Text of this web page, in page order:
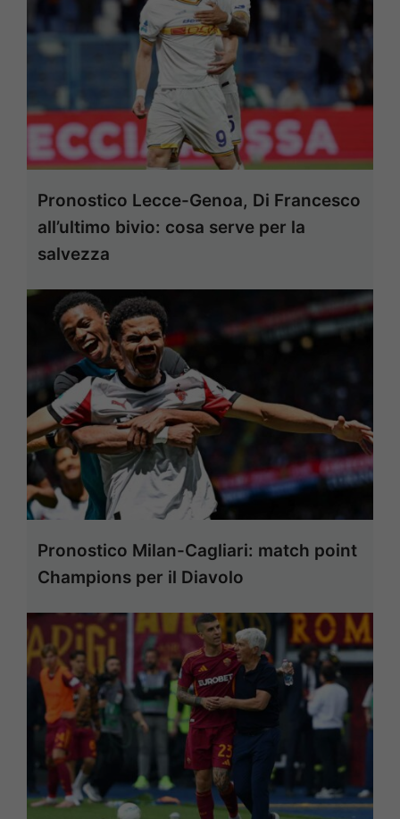
Pronostico Lecce-Genoa, Di Francesco
all’ultimo bivio: cosa serve per la
salvezza
Pronostico Milan-Cagliari: match point
Champions per il Diavolo